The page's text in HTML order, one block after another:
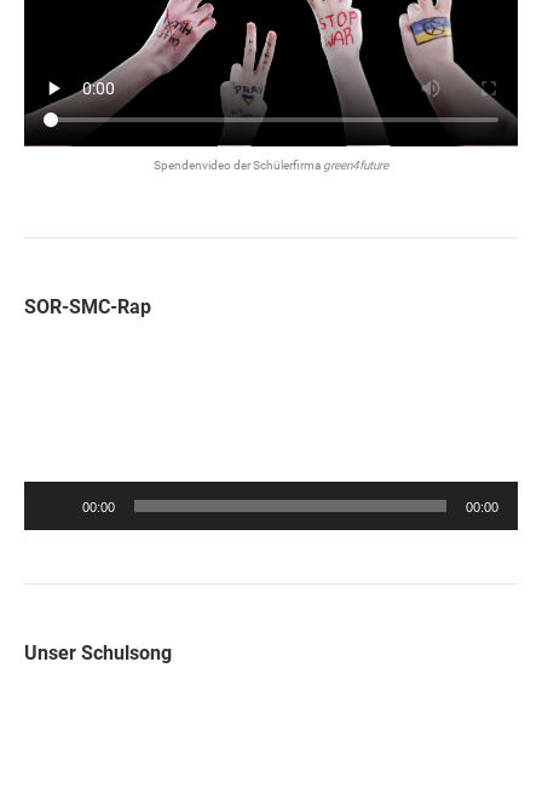
Spendenvideo der Schülerfirma green4future
SOR-SMC-Rap
Player
00:00 00:00
Unser Schulsong